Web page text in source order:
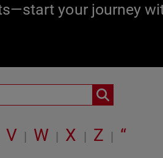
your journey
V | W | X | Z | “